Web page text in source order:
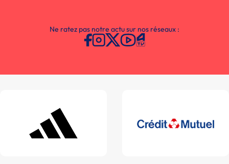
Ne ratez pas notre actu sur nos réseaux :